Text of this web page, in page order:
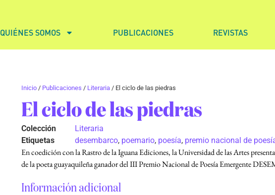
QUIÉNES SOMOS PUBLICACIONES REVISTAS
Inicio / Publicaciones / Literaria / El ciclo de las piedras
El ciclo de las piedras
Colección
Literaria
Etiquetas
desembarco, poemario, poesía, premio nacional de
En coedición con la Rastro de la Iguana Ediciones, la Universidad de las Artes
de la poeta guayaquileña ganador del III Premio Nacional de Poesía Emergente
Información adicional